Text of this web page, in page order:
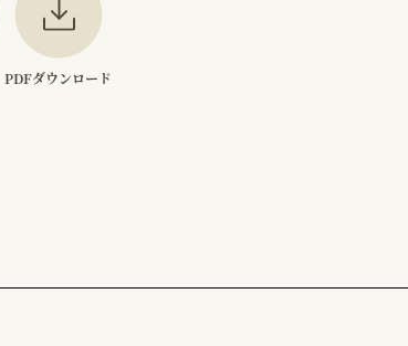
PDFダウンロード